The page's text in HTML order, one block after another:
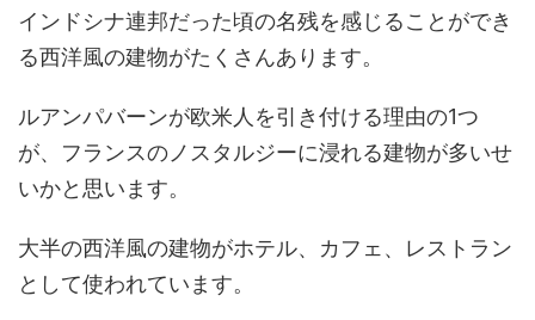
インドシナ連邦だった頃の名残を感じることができ
る西洋風の建物がたくさんあります。
ルアンパバーンが欧米人を引き付ける理由の1つ
が、フランスのノスタルジーに浸れる建物が多いせ
いかと思います。
大半の西洋風の建物がホテル、カフェ、レストラン
として使われています。